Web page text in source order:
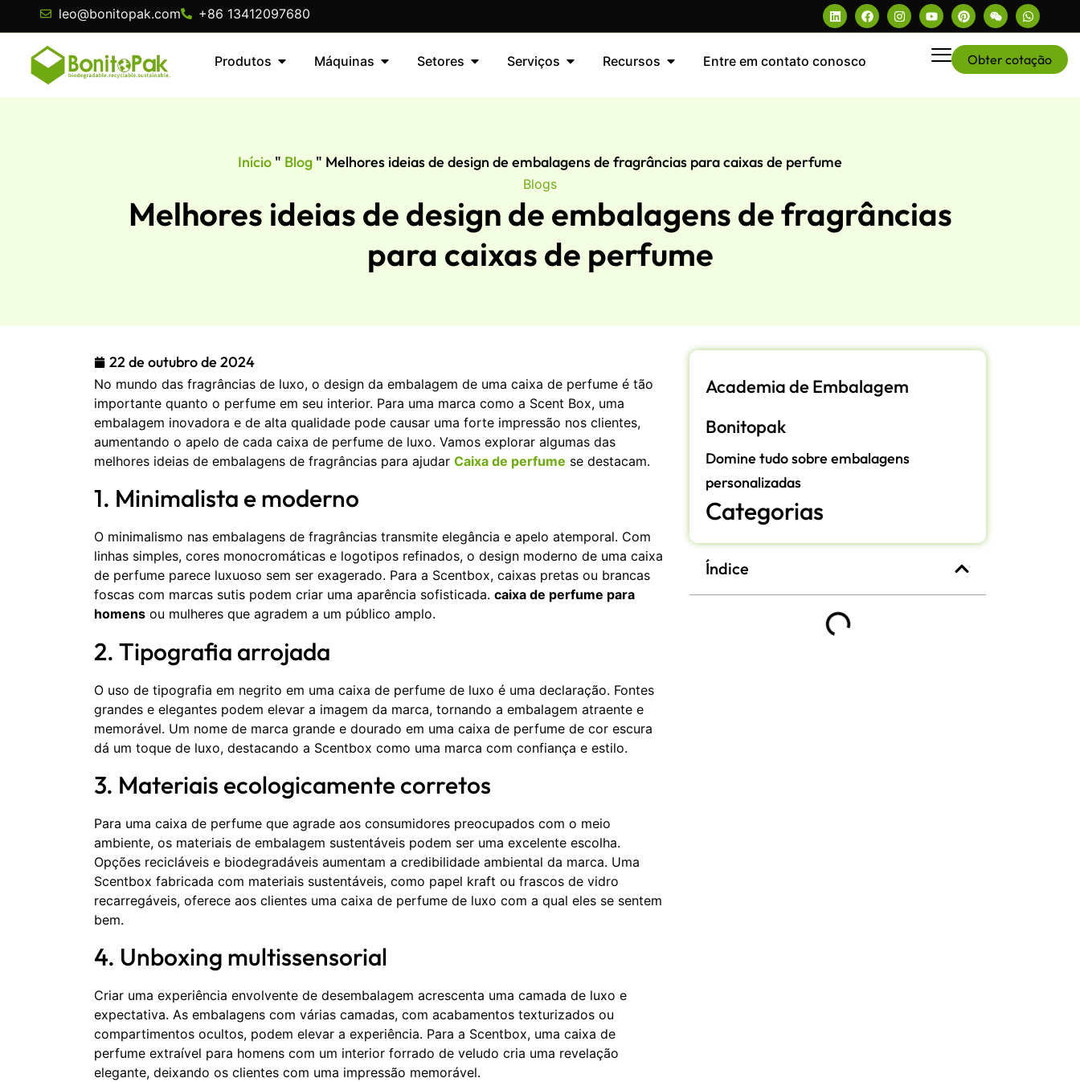
leo@bonitopak.com +86 13412097680
Produtos Máquinas Setores Serviços Recursos Entre em contato conosco Obter cotação
Início " Blog " Melhores ideias de design de embalagens de fragrâncias para caixas de perfume
Blogs
Melhores ideias de design de embalagens de fragrâncias
para caixas de perfume
22 de outubro de 2024
No mundo das fragrâncias de luxo, o design da embalagem de uma caixa de perfume é tão
importante quanto o perfume em seu interior. Para uma marca como a Scent Box, uma
embalagem inovadora e de alta qualidade pode causar uma forte impressão nos clientes,
aumentando o apelo de cada caixa de perfume de luxo. Vamos explorar algumas das
melhores ideias de embalagens de fragrâncias para ajudar Caixa de perfume se destacam.
1. Minimalista e moderno
O minimalismo nas embalagens de fragrâncias transmite elegância e apelo atemporal. Com
linhas simples, cores monocromáticas e logotipos refinados, o design moderno de uma caixa
de perfume parece luxuoso sem ser exagerado. Para a Scentbox, caixas pretas ou brancas
foscas com marcas sutis podem criar uma aparência sofisticada. caixa de perfume para
homens ou mulheres que agradem a um público amplo.
2. Tipografia arrojada
O uso de tipografia em negrito em uma caixa de perfume de luxo é uma declaração. Fontes
grandes e elegantes podem elevar a imagem da marca, tornando a embalagem atraente e
memorável. Um nome de marca grande e dourado em uma caixa de perfume de cor escura
dá um toque de luxo, destacando a Scentbox como uma marca com confiança e estilo.
3. Materiais ecologicamente corretos
Para uma caixa de perfume que agrade aos consumidores preocupados com o meio
ambiente, os materiais de embalagem sustentáveis podem ser uma excelente escolha.
Opções recicláveis e biodegradáveis aumentam a credibilidade ambiental da marca. Uma
Scentbox fabricada com materiais sustentáveis, como papel kraft ou frascos de vidro
recarregáveis, oferece aos clientes uma caixa de perfume de luxo com a qual eles se sentem
bem.
4. Unboxing multissensorial
Criar uma experiência envolvente de desembalagem acrescenta uma camada de luxo e
expectativa. As embalagens com várias camadas, com acabamentos texturizados ou
compartimentos ocultos, podem elevar a experiência. Para a Scentbox, uma caixa de
perfume extraível para homens com um interior forrado de veludo cria uma revelação
elegante, deixando os clientes com uma impressão memorável.
Academia de Embalagem
Bonitopak
Domine tudo sobre embalagens
personalizadas
Categorias
Índice